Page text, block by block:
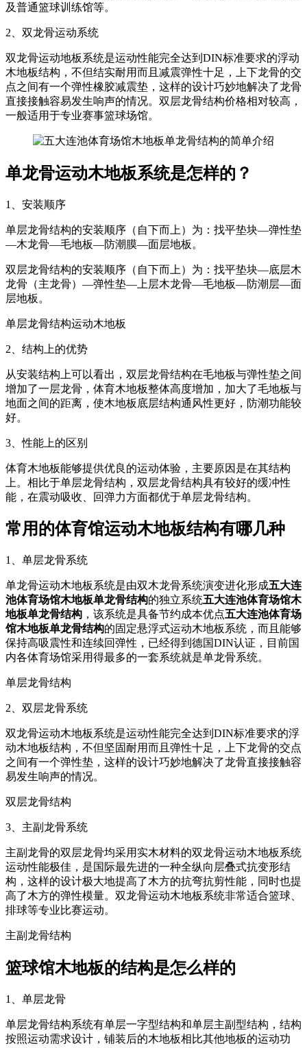
及普通篮球训练馆等。
2、双龙骨运动系统
双龙骨运动地板系统是运动性能完全达到DIN标准要求的浮动
木地板结构，不但结实耐用而且减震弹性十足，上下龙骨的交
点之间有一个弹性橡胶减震垫，这样的设计巧妙地解决了龙骨
直接接触容易发生响声的情况。双层龙骨结构价格相对较高，
一般适用于专业赛事篮球场馆。
单龙骨运动木地板系统是怎样的？
1、安装顺序
单层龙骨结构的安装顺序（自下而上）为：找平垫块—弹性垫
—木龙骨—毛地板—防潮膜—面层地板。
双层龙骨结构的安装顺序（自下而上）为：找平垫块—底层木
龙骨（主龙骨）—弹性垫—上层木龙骨—毛地板—防潮层—面
层地板。
单层龙骨结构运动木地板
2、结构上的优势
从安装结构上可以看出，双层龙骨结构在毛地板与弹性垫之间
增加了一层龙骨，体育木地板整体高度增加，加大了毛地板与
地面之间的距离，使木地板底层结构通风性更好，防潮功能较
好。
3、性能上的区别
体育木地板能够提供优良的运动体验，主要原因是在其结构
上。相比于单层龙骨结构，双层龙骨结构具有较好的缓冲性
能，在震动吸收、回弹力方面都优于单层龙骨结构。
常用的体育馆运动木地板结构有哪几种
1、单层龙骨系统
单龙骨运动木地板系统是由双木龙骨系统演变进化形成五大连
池体育场馆木地板单龙骨结构的独立系统五大连池体育场馆木
地板单龙骨结构 ，该系统是具备节约成本优点五大连池体育场
馆木地板单龙骨结构的固定悬浮式运动木地板系统，而且能够
保持高吸震性和连续回弹性，已经得到德国DIN认证，目前国
内各体育场馆采用得最多的一套系统就是单龙骨系统。
单层龙骨结构
2、双层龙骨系统
双龙骨运动木地板系统是运动性能完全达到DIN标准要求的浮
动木地板结构，不但坚固耐用而且弹性十足，上下龙骨的交点
之间有一个弹性垫，这样的设计巧妙地解决了龙骨直接接触容
易发生响声的情况。
双层龙骨结构
3、主副龙骨系统
主副龙骨的双层龙骨均采用实木材料的双龙骨运动木地板系统
运动性能极佳，是国际最先进的一种全纵向层叠式抗变形结
构，这样的设计极大地提高了木方的抗弯抗剪性能，同时也提
高了木方的弹性模量。双龙骨运动木地板系统非常适合篮球、
排球等专业比赛运动。
主副龙骨结构
篮球馆木地板的结构是怎么样的
1、单层龙骨
单层龙骨结构系统有单层一字型结构和单层主副型结构，结构
按照运动需求设计，铺装后的木地板相比其他地板的运动功